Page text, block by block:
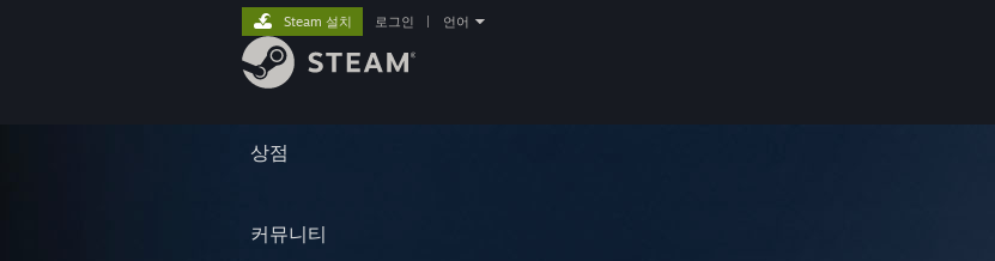
상점
커뮤니티
Steam 설치 로그인 언어